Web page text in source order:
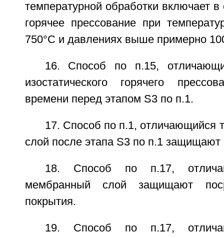
температурной обработки включает в
горячее прессование при
750°С и давлениях выше примерно
16. Способ по п.15,
изостатического горячего
времени перед этапом S3 по п.1.
17. Способ по п.1, отличающийся
слой после этапа S3 по п.1 защищают
18. Способ по п.17,
мембранный слой защищают
покрытия.
19. Способ по п.17,